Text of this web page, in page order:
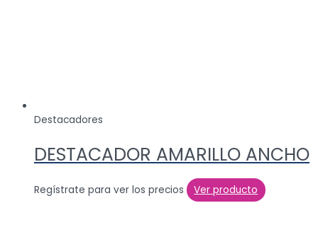
Destacadores
DESTACADOR AMARILLO ANCHO
Regístrate para ver los precios Ver producto